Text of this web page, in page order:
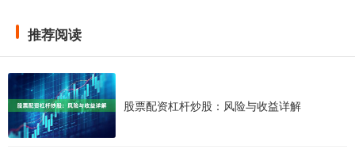
推荐阅读
股票配资杠杆炒股：风险与收益详解